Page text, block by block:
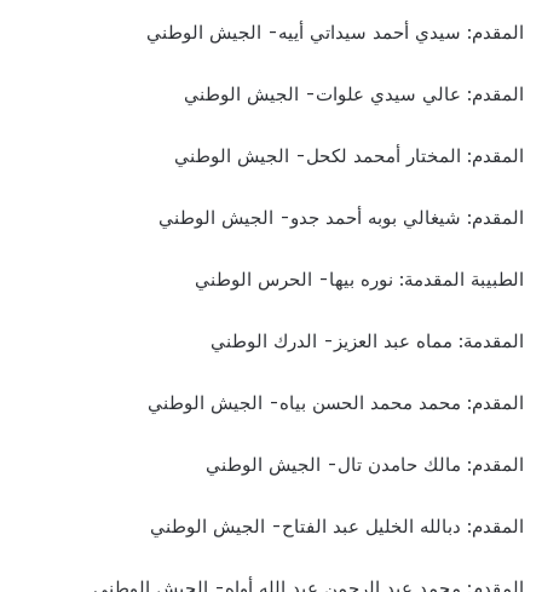
المقدم: سيدي أحمد سيداتي أييه- الجيش الوطني
المقدم: عالي سيدي علوات- الجيش الوطني
المقدم: المختار أمحمد لكحل- الجيش الوطني
المقدم: شيغالي بوبه أحمد جدو- الجيش الوطني
الطبيبة المقدمة: نوره بيها- الحرس الوطني
المقدمة: مماه عبد العزيز- الدرك الوطني
المقدم: محمد محمد الحسن بياه- الجيش الوطني
المقدم: مالك حامدن تال- الجيش الوطني
المقدم: دبالله الخليل عبد الفتاح- الجيش الوطني